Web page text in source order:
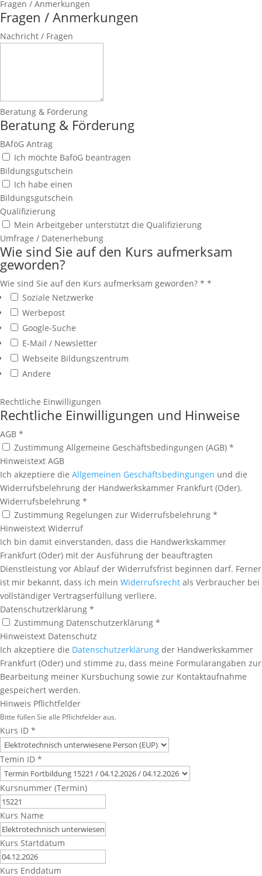
Fragen / Anmerkungen
Fragen / Anmerkungen
Nachricht / Fragen
Beratung & Förderung
Beratung & Förderung
BAföG Antrag
Ich möchte BaföG beantragen
Bildungsgutschein
Ich habe einen
Bildungsgutschein
Qualifizierung
Mein Arbeitgeber unterstützt die Qualifizierung
Umfrage / Datenerhebung
Wie sind Sie auf den Kurs aufmerksam
geworden?
Wie sind Sie auf den Kurs aufmerksam geworden? * *
Soziale Netzwerke
Werbepost
Google-Suche
E-Mail / Newsletter
Webseite Bildungszentrum
Andere
Rechtliche Einwilligungen
Rechtliche Einwilligungen und Hinweise
AGB *
Zustimmung Allgemeine Geschäftsbedingungen (AGB) *
Hinweistext AGB
Ich akzeptiere die Allgemeinen Geschäftsbedingungen und die
Widerrufsbelehrung der Handwerkskammer Frankfurt (Oder).
Widerrufsbelehrung *
Zustimmung Regelungen zur Widerrufsbelehrung *
Hinweistext Widerruf
Ich bin damit einverstanden, dass die Handwerkskammer
Frankfurt (Oder) mit der Ausführung der beauftragten
Dienstleistung vor Ablauf der Widerrufsfrist beginnen darf. Ferner
ist mir bekannt, dass ich mein Widerrufsrecht als Verbraucher bei
vollständiger Vertragserfüllung verliere.
Datenschutzerklärung *
Zustimmung Datenschutzerklärung *
Hinweistext Datenschutz
Ich akzeptiere die Datenschutzerklärung der Handwerkskammer
Frankfurt (Oder) und stimme zu, dass meine Formularangaben zur
Bearbeitung meiner Kursbuchung sowie zur Kontaktaufnahme
gespeichert werden.
Hinweis Pflichtfelder
Bitte füllen Sie alle Pflichtfelder aus.
Kurs ID *
Temin ID *
Kursnummer (Termin)
Kurs Name
Kurs Startdatum
Kurs Enddatum